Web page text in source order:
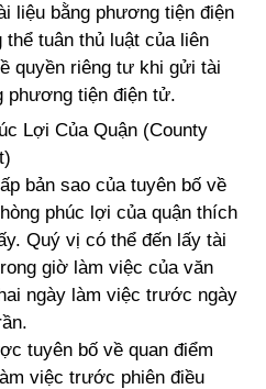
liệu bằng phương tiện điện
tuân thủ luật của liên
quyền riêng tư khi gửi tài
phương tiện điện tử.
Lợi Của Quận (County
bản sao của tuyên bố về
phúc lợi của quận thích
Quý vị có thể đến lấy tài
giờ làm việc của văn
ngày làm việc trước ngày
tuyên bố về quan điểm
việc trước phiên điều